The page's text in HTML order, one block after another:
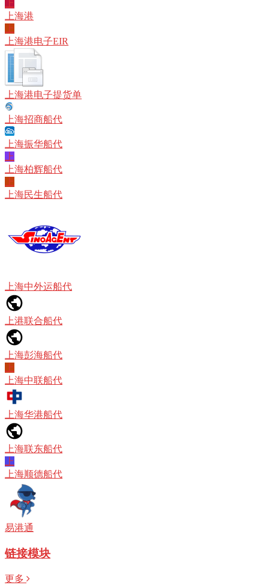
上海港
上
上海港电子EIR
上海港电子提货单
上海招商船代
上海振华船代
上
上海柏辉船代
上
上海民生船代
上海中外运船代
上港联合船代
上海彭海船代
上
上海中联船代
上海华港船代
上海联东船代
上
上海顺德船代
易港通
链接模块
更多